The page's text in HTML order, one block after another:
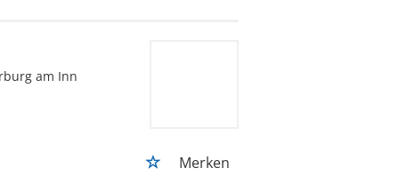
am Inn
Merken